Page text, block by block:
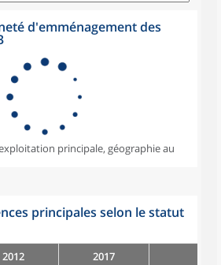
d'emménagement des
principale, géographie au
principales selon le statut
2012 2017